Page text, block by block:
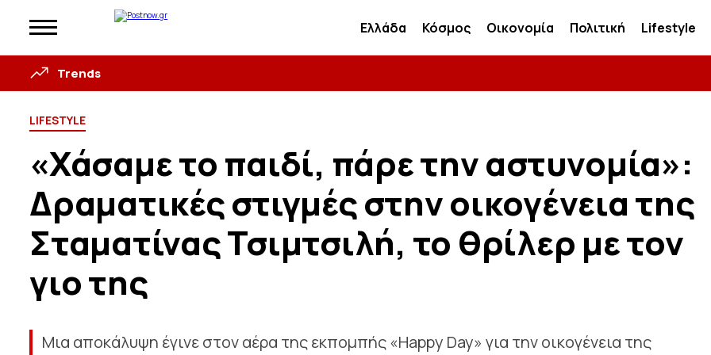
Ελλάδα Κόσμος Οικονομία Πολιτική Lifestyle
Trends
LIFESTYLE
«Χάσαμε το παιδί, πάρε την αστυνομία»:
Δραματικές στιγμές στην οικογένεια της
Σταματίνας Τσιμτσιλή, το θρίλερ με τον
γιο της
Μια αποκάλυψη έγινε στον αέρα της εκπομπής «Happy Day» για την οικογένεια της